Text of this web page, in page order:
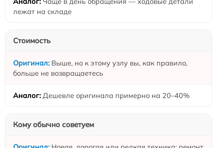
лежат на складе
Стоимость
Выше, но к этому узлу вы, как правило,
больше не возвращаетесь
Дешевле оригинала примерно на 20–40%
Кому обычно советуем